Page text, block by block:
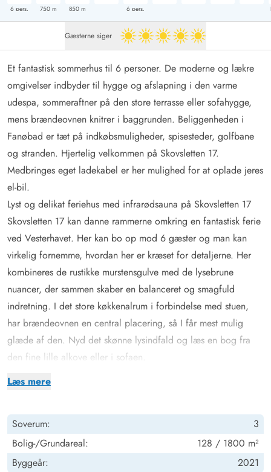
6 pers. 750 m 850 m 6 pers.
Gæsterne siger 5 ud af 5
Læs mere
Et fantastisk sommerhus til 6 personer. De moderne og lækre
omgivelser indbyder til hygge og afslapning i den varme
udespa, sommeraftner på den store terrasse eller sofahygge,
mens brændeovnen knitrer i baggrunden. Beliggenheden i
Fanøbad er tæt på indkøbsmuligheder, spisesteder, golfbane
og stranden. Hjertelig velkommen på Skovsletten 17.
Medbringes eget ladekabel er her mulighed for at oplade jeres
el-bil.
Lyst og delikat feriehus med infrarødsauna på Skovsletten 17
Skovsletten 17 kan danne rammerne omkring en fantastisk ferie
ved Vesterhavet. Her kan bo op mod 6 gæster og man kan
virkelig fornemme, hvordan her er kræset for detaljerne. Her
kombineres de rustikke murstensgulve med de lysebrune
nuancer, der sammen skaber en balanceret og smagfuld
indretning. I det store køkkenalrum i forbindelse med stuen,
har brændeovnen en central placering, så I får mest mulig
glæde af den. Nyd det skønne lysindfald og læs en bog fra
den fine lille alkove eller i sofaen.
Når der virkelig skal slappes af, kan I benytte jer af
sengetid. Når timerne bliver sene, kan I fordele jer på de 3
soveværelser. Alle soveværelser er indrettet med komfortable
dobbeltsenge, så I er sikret en god nattesøvn. Fra et af
Soverum:
3
Bolig-/Grundareal:
128 / 1800 m²
Byggeår:
2021